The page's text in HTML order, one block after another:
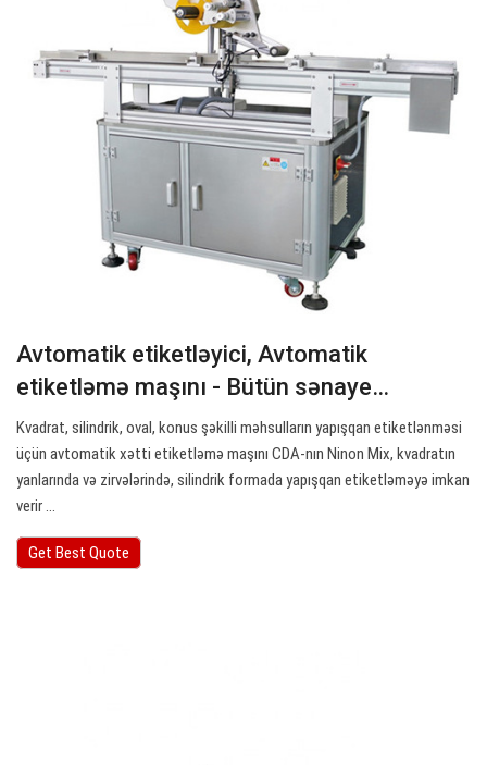
Avtomatik etiketləyici, Avtomatik
etiketləmə maşını - Bütün sənaye…
Kvadrat, silindrik, oval, konus şəkilli məhsulların yapışqan etiketlənməsi
üçün avtomatik xətti etiketləmə maşını CDA-nın Ninon Mix, kvadratın
yanlarında və zirvələrində, silindrik formada yapışqan etiketləməyə imkan
verir ...
Get Best Quote